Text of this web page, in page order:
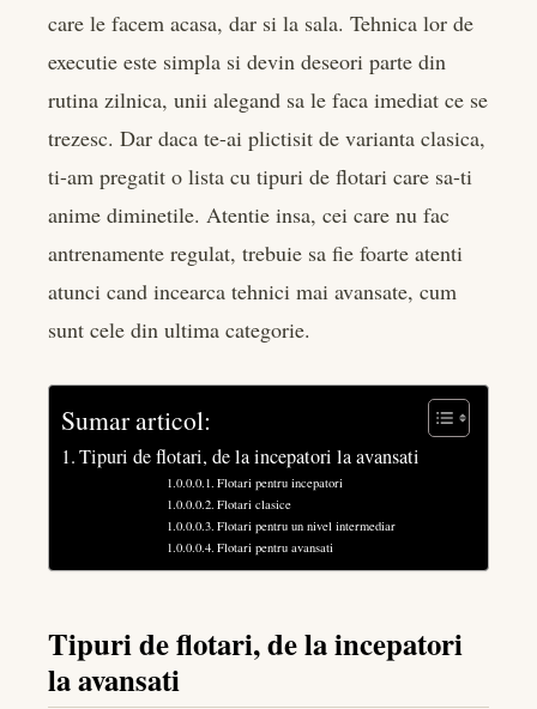
care le facem acasa, dar si la sala. Tehnica lor de
executie este simpla si devin deseori parte din
rutina zilnica, unii alegand sa le faca imediat ce se
trezesc. Dar daca te-ai plictisit de varianta clasica,
ti-am pregatit o lista cu tipuri de flotari care sa-ti
anime diminetile. Atentie insa, cei care nu fac
antrenamente regulat, trebuie sa fie foarte atenti
atunci cand incearca tehnici mai avansate, cum
sunt cele din ultima categorie.
Sumar articol:
Tipuri de flotari, de la incepatori la avansati
Flotari pentru incepatori
Flotari clasice
Flotari pentru un nivel intermediar
Flotari pentru avansati
Tipuri de flotari, de la incepatori
la avansati